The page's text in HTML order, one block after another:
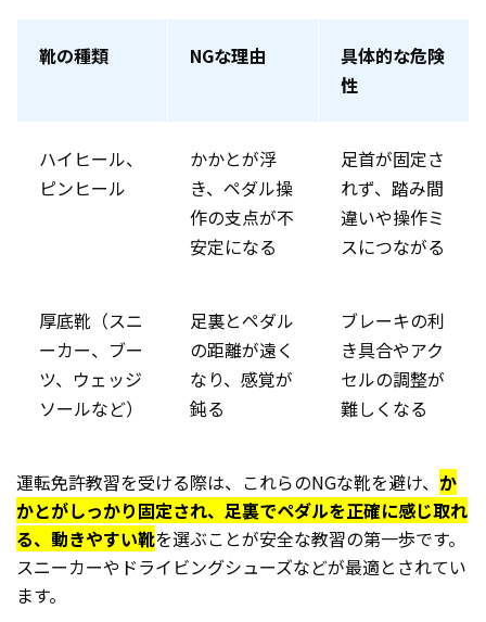
靴の種類 NGな理由
具体的な危険
性
ハイヒール、
ピンヒール
かかとが浮
き、ペダル操
作の支点が不
安定になる
足首が固定さ
れず、踏み間
違いや操作ミ
スにつながる
厚底靴（スニ
ーカー、ブー
ツ、ウェッジ
ソールなど）
足裏とペダル
の距離が遠く
なり、感覚が
鈍る
ブレーキの利
き具合やアク
セルの調整が
難しくなる
運転免許教習を受ける際は、これらのNGな靴を避け、 か
かとがしっかり固定され、足裏でペダルを正確に感じ取れ
る、動きやすい靴を選ぶことが安全な教習の第一歩です。
スニーカーやドライビングシューズなどが最適とされてい
ます。